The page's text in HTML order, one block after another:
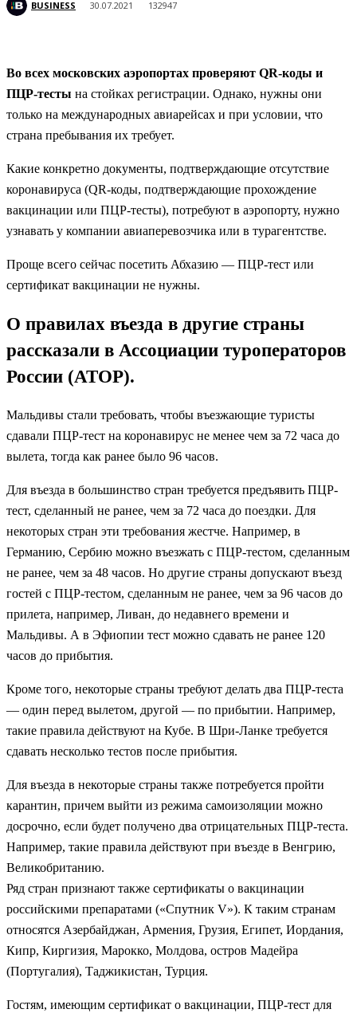
BUSINESS 30.07.2021 132947
Во всех московских аэропортах проверяют QR-коды и
ПЦР-тесты на стойках регистрации. Однако, нужны они
только на международных авиарейсах и при условии, что
страна пребывания их требует.
Какие конкретно документы, подтверждающие отсутствие
коронавируса (QR-коды, подтверждающие прохождение
вакцинации или ПЦР-тесты), потребуют в аэропорту, нужно
узнавать у компании авиаперевозчика или в турагентстве.
Проще всего сейчас посетить Абхазию — ПЦР-тест или
сертификат вакцинации не нужны.
О правилах въезда в другие страны
рассказали в Ассоциации туроператоров
России (АТОР).
Мальдивы стали требовать, чтобы въезжающие туристы
сдавали ПЦР-тест на коронавирус не менее чем за 72 часа до
вылета, тогда как ранее было 96 часов.
Для въезда в большинство стран требуется предъявить ПЦР-
тест, сделанный не ранее, чем за 72 часа до поездки. Для
некоторых стран эти требования жестче. Например, в
Германию, Сербию можно въезжать с ПЦР-тестом, сделанным
не ранее, чем за 48 часов. Но другие страны допускают въезд
гостей с ПЦР-тестом, сделанным не ранее, чем за 96 часов до
прилета, например, Ливан, до недавнего времени и
Мальдивы. А в Эфиопии тест можно сдавать не ранее 120
часов до прибытия.
Кроме того, некоторые страны требуют делать два ПЦР-теста
— один перед вылетом, другой — по прибытии. Например,
такие правила действуют на Кубе. В Шри-Ланке требуется
сдавать несколько тестов после прибытия.
Для въезда в некоторые страны также потребуется пройти
карантин, причем выйти из режима самоизоляции можно
досрочно, если будет получено два отрицательных ПЦР-теста.
Например, такие правила действуют при въезде в Венгрию,
Великобританию.
Ряд стран признают также сертификаты о вакцинации
российскими препаратами («Спутник V»). К таким странам
относятся Азербайджан, Армения, Грузия, Египет, Иордания,
Кипр, Киргизия, Марокко, Молдова, остров Мадейра
(Португалия), Таджикистан, Турция.
Гостям, имеющим сертификат о вакцинации, ПЦР-тест для